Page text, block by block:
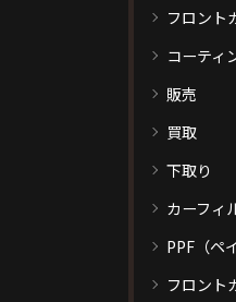
フロント
コーティ
販売
買取
下取り
カーフィ
PPF（ペイ
フロント